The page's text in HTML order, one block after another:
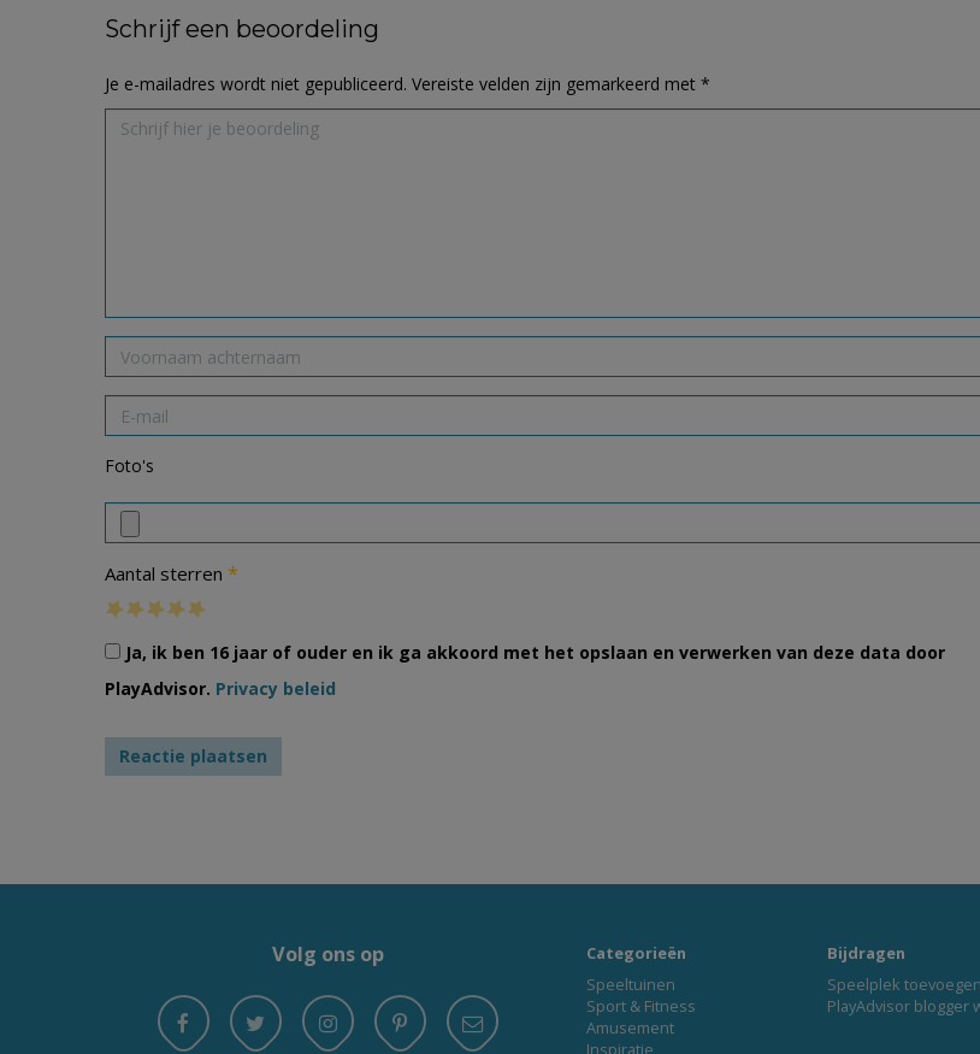
Schrijf een beoordeling
Je e-mailadres wordt niet gepubliceerd. Vereiste velden zijn gemarkeerd met *
Foto's
Aantal sterren *
Ja, ik ben 16 jaar of ouder en ik ga akkoord met het opslaan en verwerken van deze data door
PlayAdvisor. Privacy beleid
Volg ons op
Categorieën
Speeltuinen
Sport & Fitness
Amusement
Inspiratie
Bijdragen
Speelplek toevoegen
PlayAdvisor blogger